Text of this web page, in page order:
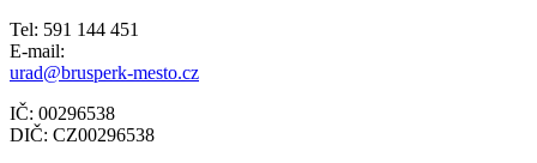
Tel: 591 144 451
E-mail:
urad@brusperk-mesto.cz
IČ: 00296538
DIČ: CZ00296538